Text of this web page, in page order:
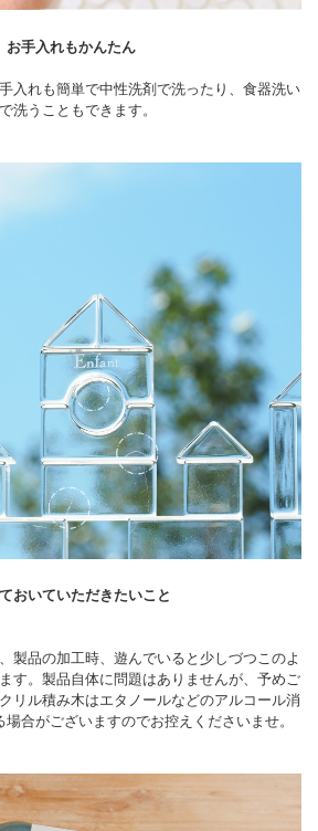
お手入れもかんたん
入れも簡単で中性洗剤で洗ったり、食器洗い
洗うこともできます。
おいていただきたいこと
製品の加工時、遊んでいると少しづつこのよ
す。製品自体に問題はありませんが、予めご
リル積み木はエタノールなどのアルコール消
合がございますのでお控えくださいませ。